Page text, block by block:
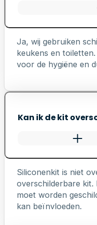
Ja, wij gebruiken
keukens en
voor de hygiëne en
Kan ik de kit
Siliconenkit is niet
overschilderbare
moet worden
kan beïnvloeden.